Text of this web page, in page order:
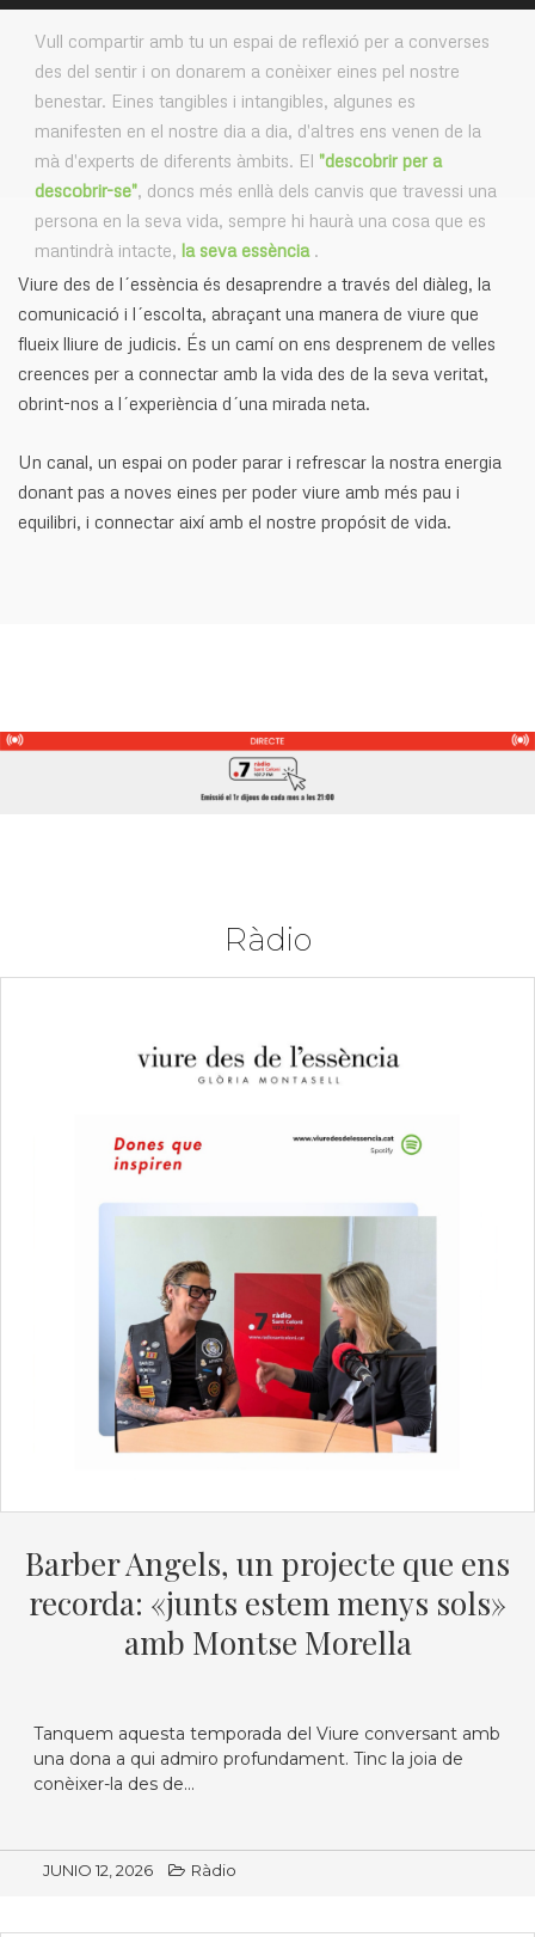
Vull compartir amb tu un espai de reflexió per a converses
des del sentir i on donarem a conèixer eines pel nostre
benestar. Eines tangibles i intangibles, algunes es
manifesten en el nostre dia a dia, d'altres ens venen de la
mà d'experts de diferents àmbits. El "descobrir per a
descobrir-se", doncs més enllà dels canvis que travessi una
persona en la seva vida, sempre hi haurà una cosa que es
mantindrà intacte, la seva essència .
Viure des de l´essència és desaprendre a través del diàleg, la
comunicació i l´escolta, abraçant una manera de viure que
flueix lliure de judicis. És un camí on ens desprenem de velles
creences per a connectar amb la vida des de la seva veritat,
obrint-nos a l´experiència d´una mirada neta.
Un canal, un espai on poder parar i refrescar la nostra energia
donant pas a noves eines per poder viure amb més pau i
equilibri, i connectar així amb el nostre propósit de vida.
Ràdio
Barber Angels, un projecte que ens
recorda: «junts estem menys sols»
amb Montse Morella
JUNIO 12, 2026 Ràdio
Tanquem aquesta temporada del Viure conversant amb
una dona a qui admiro profundament. Tinc la joia de
conèixer-la des de...